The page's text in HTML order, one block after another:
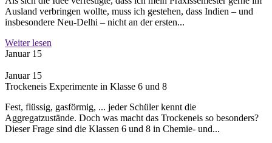
Ausland verbringen wollte, muss ich gestehen, dass Indien – und
insbesondere Neu-Delhi – nicht an der ersten...
Weiter lesen
Januar 15
Januar 15
Trockeneis Experimente in Klasse 6 und 8
Fest, flüssig, gasförmig, ... jeder Schüler kennt die
Aggregatzustände. Doch was macht das Trockeneis so besonders?
Dieser Frage sind die Klassen 6 und 8 in Chemie- und...